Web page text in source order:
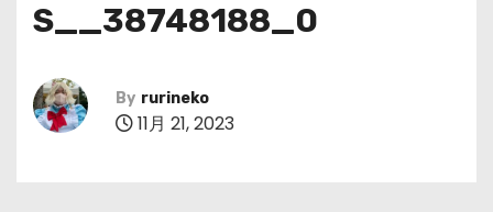
S__38748188_0
By rurineko
11月 21, 2023